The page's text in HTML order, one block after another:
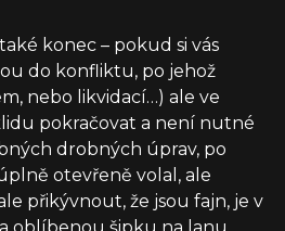
konec – pokud si vás
do konfliktu, po jehož
nebo likvidací…) ale ve
pokračovat a není nutné
drobných úprav, po
otevřeně volal, ale
přikývnout, že jsou fajn, je v